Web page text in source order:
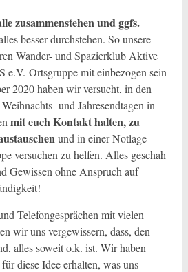
zusammenstehen und ggfs.
besser durchstehen. So unsere
Wander- und Spazierklub Aktive
e.V.-Ortsgruppe mit einbezogen sein
2020 haben wir versucht, in den
und Jahresendtagen in
mit euch Kontakt halten, zu
und in einer Notlage
versuchen zu helfen. Alles geschah
Gewissen ohne Anspruch auf
Telefongesprächen mit vielen
wir uns vergewissern, dass, den
alles soweit o.k. ist. Wir haben
diese Idee erhalten, was uns